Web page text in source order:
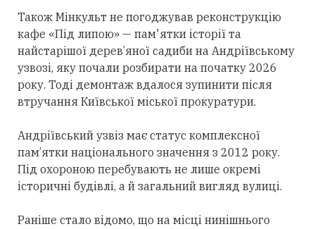
Також Мінкульт не погоджував реконструкцію
кафе «Під липою» — пам'ятки історії та
найстарішої дерев’яної садиби на Андріївському
узвозі, яку почали розбирати на початку 2026
року. Тоді демонтаж вдалося зупинити після
втручання Київської міської прокуратури.
Андріївський узвіз має статус комплексної
пам’ятки національного значення з 2012 року.
Під охороною перебувають не лише окремі
історичні будівлі, а й загальний вигляд вулиці.
Раніше стало відомо, що на місці нинішнього